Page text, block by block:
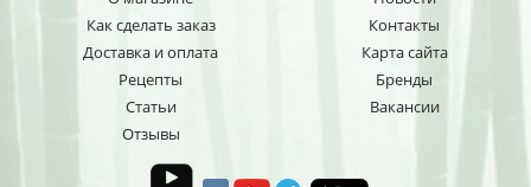
Как сделать заказ
Доставка и оплата
Рецепты
Статьи
Отзывы
Контакты
Карта сайта
Бренды
Вакансии